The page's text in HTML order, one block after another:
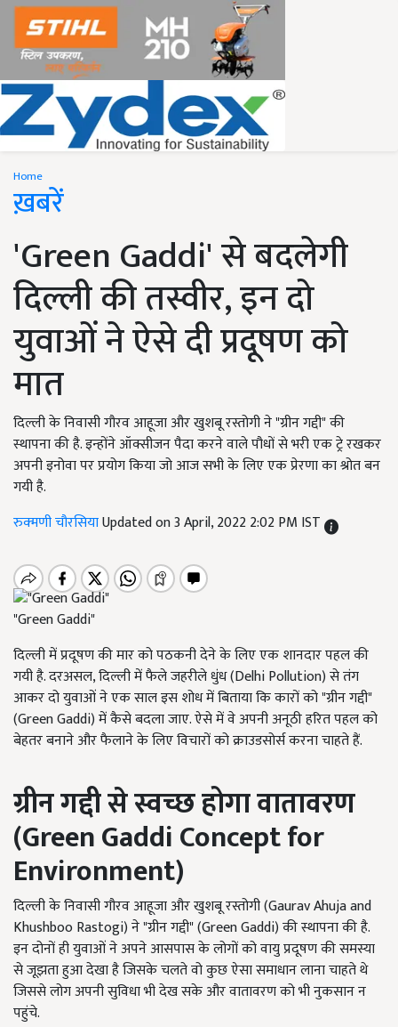
Home
ख़बरें
'Green Gaddi' से बदलेगी
दिल्ली की तस्वीर, इन दो
युवाओं ने ऐसे दी प्रदूषण को
मात
दिल्ली के निवासी गौरव आहूजा और खुशबू रस्तोगी ने "ग्रीन गद्दी" की
स्थापना की है. इन्होंने ऑक्सीजन पैदा करने वाले पौधों से भरी एक ट्रे रखकर
अपनी इनोवा पर प्रयोग किया जो आज सभी के लिए एक प्रेरणा का श्रोत बन
गयी है.
रुक्मणी चौरसियाUpdated on 3 April, 2022 2:02 PM IST
"Green Gaddi"
दिल्ली में प्रदूषण की मार को पठकनी देने के लिए एक शानदार पहल की
गयी है. दरअसल, दिल्ली में फैले जहरीले धुंध (Delhi Pollution) से तंग
आकर दो युवाओं ने एक साल इस शोध में बिताया कि कारों को "ग्रीन गद्दी"
(Green Gaddi) में कैसे बदला जाए. ऐसे में वे अपनी अनूठी हरित पहल को
बेहतर बनाने और फैलाने के लिए विचारों को क्राउडसोर्स करना चाहते हैं.
ग्रीन गद्दी से स्वच्छ होगा वातावरण
(Green Gaddi Concept for
Environment)
दिल्ली के निवासी गौरव आहूजा और खुशबू रस्तोगी (Gaurav Ahuja and
Khushboo Rastogi) ने "ग्रीन गद्दी" (Green Gaddi) की स्थापना की है.
इन दोनों ही युवाओं ने अपने आसपास के लोगों को वायु प्रदूषण की समस्या
से जूझता हुआ देखा है जिसके चलते वो कुछ ऐसा समाधान लाना चाहते थे
जिससे लोग अपनी सुविधा भी देख सके और वातावरण को भी नुकसान न
पहुंचे.